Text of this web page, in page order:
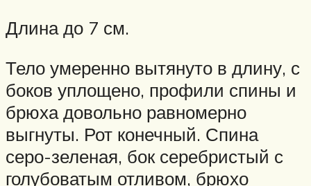
Длина до 7 см.
Тело умеренно вытянуто в длину, с
боков уплощено, профили спины и
брюха довольно равномерно
выгнуты. Рот конечный. Спина
серо-зеленая, бок серебристый с
голубоватым отливом, брюхо